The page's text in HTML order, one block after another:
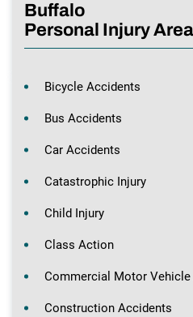
Buffalo
Personal Injury
Bicycle Accidents
Bus Accidents
Car Accidents
Catastrophic Injury
Child Injury
Class Action
Commercial Motor
Construction Accidents